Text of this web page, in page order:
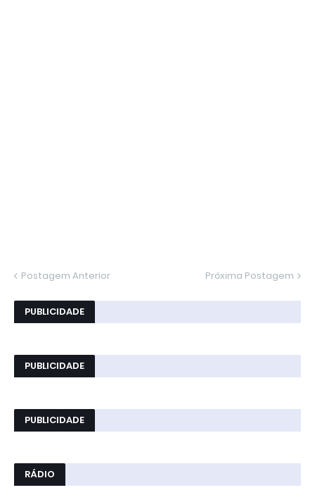
Postagem Anterior Próxima Postagem
PUBLICIDADE
PUBLICIDADE
PUBLICIDADE
RÁDIO